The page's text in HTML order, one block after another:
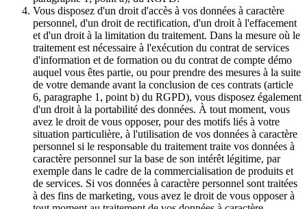
Vous disposez d'un droit d'accès à vos données à caractère
personnel, d'un droit de rectification, d'un droit à l'effacement
et d'un droit à la limitation du traitement. Dans la mesure où le
traitement est nécessaire à l'exécution du contrat de services
d'information et de formation ou du contrat de compte démo
auquel vous êtes partie, ou pour prendre des mesures à la suite
de votre demande avant la conclusion de ces contrats (article
6, paragraphe 1, point b) du RGPD), vous disposez également
d'un droit à la portabilité des données. À tout moment, vous
avez le droit de vous opposer, pour des motifs liés à votre
situation particulière, à l'utilisation de vos données à caractère
personnel si le responsable du traitement traite vos données à
caractère personnel sur la base de son intérêt légitime, par
exemple dans le cadre de la commercialisation de produits et
de services. Si vos données à caractère personnel sont traitées
à des fins de marketing, vous avez le droit de vous opposer à